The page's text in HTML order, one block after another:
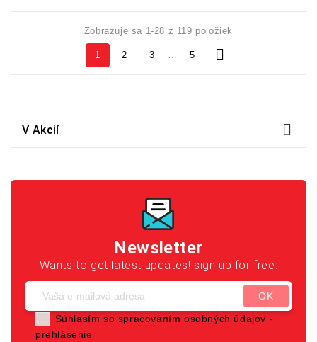
Zobrazuje sa 1-28 z 119 položiek
1 2 3 5 
V Akcií 
Newsletter
Wants to get latest updates! sign up for free.
Súhlasím so spracovaním osobných údajov -
prehlásenie